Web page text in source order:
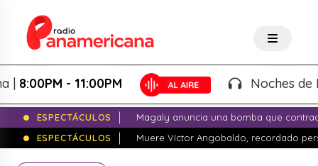
- 11:00PM Noches de
ESPECTÁCULOS
Magaly anuncia una bomba que
ESPECTÁCULOS
Muere Víctor Angobaldo, recordado